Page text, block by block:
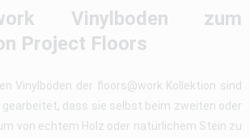
Vinylboden zum
Project Floors
Vinylböden der floors@work Kollektion sind
dass sie selbst beim zweiten oder
von echtem Holz oder natürlichem Stein zu